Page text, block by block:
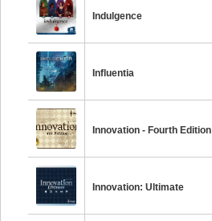
Indulgence
Influentia
Innovation - Fourth Edition
Innovation: Ultimate